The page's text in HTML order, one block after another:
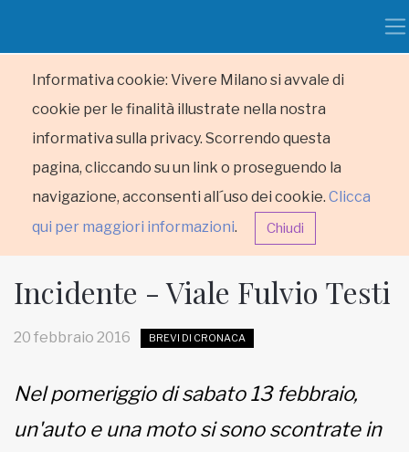
Informativa cookie: Vivere Milano si avvale di
cookie per le finalità illustrate nella nostra
informativa sulla privacy. Scorrendo questa
pagina, cliccando su un link o proseguendo la
navigazione, acconsenti all´uso dei cookie. Clicca
qui per maggiori informazioni. Chiudi
RUBRICHE
Incidente - Viale Fulvio Testi
20 febbraio 2016 BREVI DI CRONACA
Nel pomeriggio di sabato 13 febbraio,
un'auto e una moto si sono scontrate in